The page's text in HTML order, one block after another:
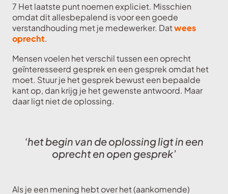
7 Het laatste punt noemen expliciet. Misschien
omdat dit allesbepalend is voor een goede
verstandhouding met je medewerker. Datwees
oprecht.
Mensen voelen het verschil tussen een oprecht
geïnteresseerd gesprek en een gesprek omdat het
moet. Stuur je het gesprek bewust een bepaalde
kant op, dan krijg je het gewenste antwoord. Maar
daar ligt niet de oplossing.
‘het begin van de oplossing ligt in een
oprecht en open gesprek’
Als je een mening hebt over het (aankomende)